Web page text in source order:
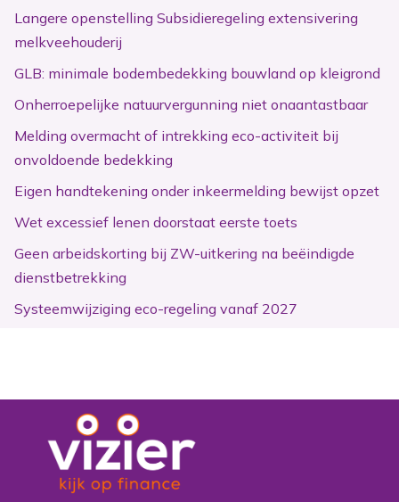
Langere openstelling Subsidieregeling extensivering
melkveehouderij
GLB: minimale bodembedekking bouwland op kleigrond
Onherroepelijke natuurvergunning niet onaantastbaar
Melding overmacht of intrekking eco-activiteit bij
onvoldoende bedekking
Eigen handtekening onder inkeermelding bewijst opzet
Wet excessief lenen doorstaat eerste toets
Geen arbeidskorting bij ZW-uitkering na beëindigde
dienstbetrekking
Systeemwijziging eco-regeling vanaf 2027